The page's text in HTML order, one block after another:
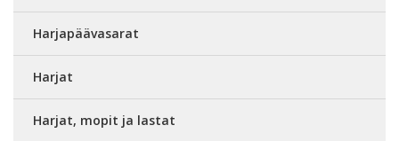
Harjapäävasarat
Harjat
Harjat, mopit ja lastat